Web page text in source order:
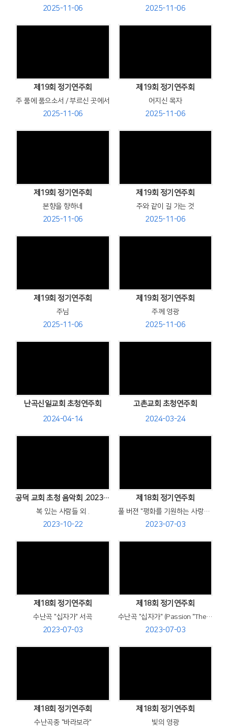
2025-11-06 2025-11-06
제19회 정기연주회
주 품에 품으소서 / 부르신 곳에서
2025-11-06
제19회 정기연주회
어지신 목자
2025-11-06
제19회 정기연주회
본향을 향하네
2025-11-06
제19회 정기연주회
주와 같이 길 가는 것
2025-11-06
제19회 정기연주회
주님
2025-11-06
제19회 정기연주회
주께 영광
2025-11-06
난곡신일교회 초청연주회
2024-04-14
고촌교회 초청연주회
2024-03-24
공덕 교회 초청 음악회 .2023,10,22.
복 있는 사람들 외 .
2023-10-22
제18회 정기연주회
풀 버젼 "평화를 기원하는 사랑의 콘서트"
2023-07-03
제18회 정기연주회
수난곡 "십자가" 서곡
2023-07-03
제18회 정기연주회
수난곡 "십자가" (Passion "The Cross")
2023-07-03
제18회 정기연주회
수난곡중 "바라보라"
제18회 정기연주회
빛의 영광